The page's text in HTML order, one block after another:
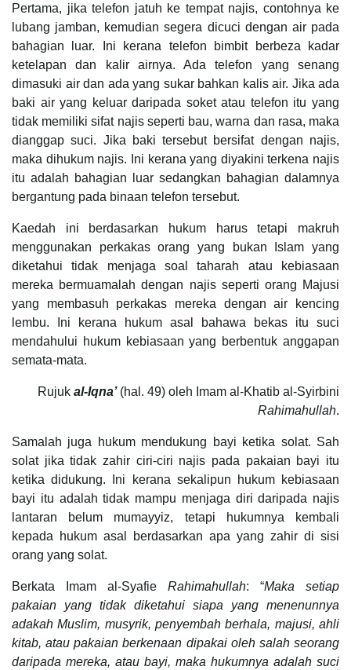
Pertama, jika telefon jatuh ke tempat najis, contohnya ke
lubang jamban, kemudian segera dicuci dengan air pada
bahagian luar. Ini kerana telefon bimbit berbeza kadar
ketelapan dan kalir airnya. Ada telefon yang senang
dimasuki air dan ada yang sukar bahkan kalis air. Jika ada
baki air yang keluar daripada soket atau telefon itu yang
tidak memiliki sifat najis seperti bau, warna dan rasa, maka
dianggap suci. Jika baki tersebut bersifat dengan najis,
maka dihukum najis. Ini kerana yang diyakini terkena najis
itu adalah bahagian luar sedangkan bahagian dalamnya
bergantung pada binaan telefon tersebut.
Kaedah ini berdasarkan hukum harus tetapi makruh
menggunakan perkakas orang yang bukan Islam yang
diketahui tidak menjaga soal taharah atau kebiasaan
mereka bermuamalah dengan najis seperti orang Majusi
yang membasuh perkakas mereka dengan air kencing
lembu. Ini kerana hukum asal bahawa bekas itu suci
mendahului hukum kebiasaan yang berbentuk anggapan
semata-mata.
Rujuk al-Iqna’(hal. 49) oleh Imam al-Khatib al-Syirbini
Rahimahullah.
Samalah juga hukum mendukung bayi ketika solat. Sah
solat jika tidak zahir ciri-ciri najis pada pakaian bayi itu
ketika didukung. Ini kerana sekalipun hukum kebiasaan
bayi itu adalah tidak mampu menjaga diri daripada najis
lantaran belum mumayyiz, tetapi hukumnya kembali
kepada hukum asal berdasarkan apa yang zahir di sisi
orang yang solat.
Berkata Imam al-Syafie Rahimahullah: “Maka setiap
pakaian yang tidak diketahui siapa yang menenunnya
adakah Muslim, musyrik, penyembah berhala, majusi, ahli
kitab, atau pakaian berkenaan dipakai oleh salah seorang
daripada mereka, atau bayi, maka hukumnya adalah suci